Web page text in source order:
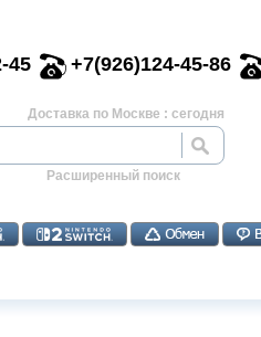
45 +7(926)124-45-86
Доставка по Москве : сегодня
Расширенный поиск